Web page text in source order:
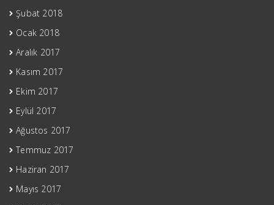
Şubat 2018
Ocak 2018
Aralık 2017
Kasım 2017
Ekim 2017
Eylül 2017
Ağustos 2017
Temmuz 2017
Haziran 2017
Mayıs 2017